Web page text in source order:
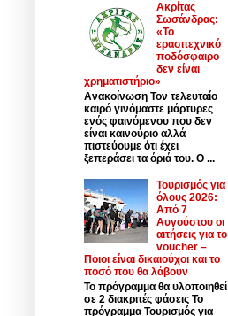
Ακρίτας
Σωσάνδρας:
«Το
ερασιτεχνικό
ποδόσφαιρο
δεν είναι
χρηματιστήριο»
Ανακοίνωση Τον τελευταίο
καιρό γινόμαστε μάρτυρες
ενός φαινόμενου που δεν
είναι καινούριο αλλά
πιστεύουμε ότι έχει
ξεπεράσει τα όριά του. Ο ...
Τουρισμός για
όλους 2026:
Από 7
Αυγούστου οι
αιτήσεις για το
voucher –
Ποιοι είναι δικαιούχοι και το
ποσό που θα λάβουν
Το πρόγραμμα θα υλοποιηθεί
σε 2 διακριτές φάσεις Το
πρόγραμμα Τουρισμός για